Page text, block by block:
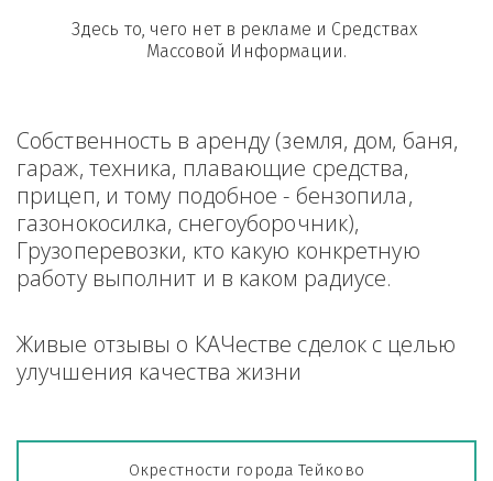
Здесь то, чего нет в рекламе и Средствах
Массовой Информации.
Собственность в аренду (земля, дом, баня,
гараж, техника, плавающие средства,
прицеп, и тому подобное - бензопила,
газонокосилка, снегоуборочник),
Грузоперевозки, кто какую конкретную
работу выполнит и в каком радиусе.
Живые отзывы о КАЧестве сделок с целью
улучшения качества жизни
Окрестности города Тейково